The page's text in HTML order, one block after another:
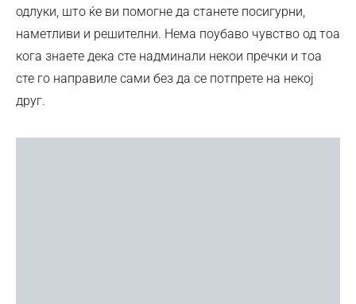
одлуки, што ќе ви помогне да станете посигурни,
наметливи и решителни. Нема поубаво чувство од тоа
кога знаете дека сте надминали некои пречки и тоа
сте го направиле сами без да се потпрете на некој
друг.